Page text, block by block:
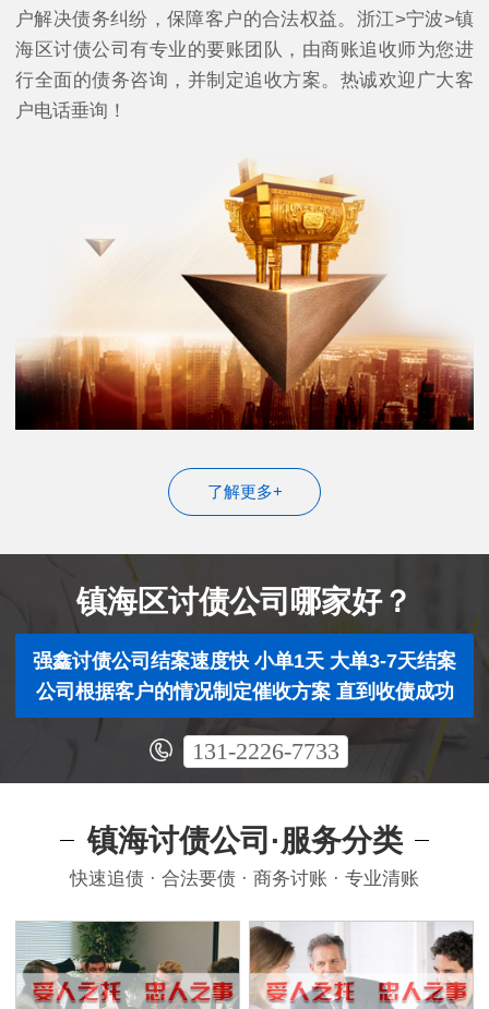
户解决债务纠纷，保障客户的合法权益。浙江>宁波>镇
海区讨债公司有专业的要账团队，由商账追收师为您进
行全面的债务咨询，并制定追收方案。热诚欢迎广大客
户电话垂询！
了解更多+
镇海区讨债公司哪家好？
强鑫讨债公司结案速度快 小单1天 大单3-7天结案
公司根据客户的情况制定催收方案 直到收债成功
131-2226-7733
镇海讨债公司·服务分类
快速追债 · 合法要债 · 商务讨账 · 专业清账